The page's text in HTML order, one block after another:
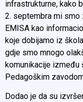
infrastrukturne, kako
2. septembra mi smo
EMISA kao
koje dobijamo iz
gdje smo mnogo
komunikacije
Pedagoškim
Dodao je da su